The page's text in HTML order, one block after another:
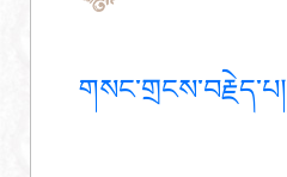
གསང་གྲངས་བརྗེད་པ།